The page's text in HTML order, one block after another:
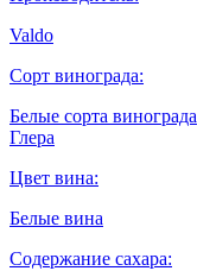
Valdo
Сорт винограда:
Белые сорта винограда
Глера
Цвет вина:
Белые вина
Содержание сахара: